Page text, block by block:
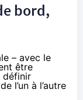
bord,
– avec le
être
définir
l’un à l’autre